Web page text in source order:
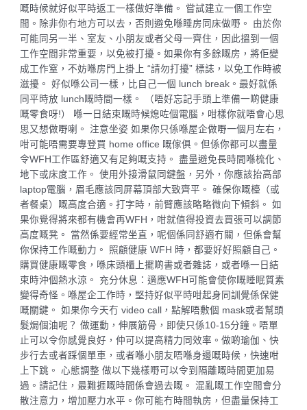
嘅時候就好似平時返工一樣做好準備。 嘗試建立一個工作空
間。除非你冇地方可以去，否則避免喺睡房同床做嘢。 由於你
可能同另一半、室友、小朋友或者父母一齊住，因此搵到一個
工作空間非常重要，以免被打擾。如果你有多餘嘅房，將佢變
成工作窒，不妨喺房門上掛上 “請勿打擾” 標誌，以免工作時被
滋擾。 好似喺公司一樣，比自己一個 lunch break。最好就係
同平時放 lunch嘅時間一樣。 （唔好忘記手頭上準備一啲健康
嘅零食呀!） 喺一日結束嘅時候熄咗個電腦，咁樣你就唔會心思
思又想做嘢喇。 注意坐姿 如果你只係喺屋企做嘢一個月左右，
咁可能唔需要專登買 home office 嘅傢俱。但係你都可以盡量
令WFH工作區舒適又有足夠嘅支持。 盡量避免長時間喺梳化、
地下或床度工作。 使用外接滑鼠同鍵盤，另外，你應該抬高部
laptop電腦，眉毛應該同屏幕頂部大致齊平。 確保你嘅檯（或
者餐桌）嘅高度合適。打字時，前臂應該略略微向下傾斜。 如
果你覺得將來都有機會再WFH，咁就值得投資去買張可以調節
高度嘅凳。 當然係要經常坐直，呢個係同舒適冇關，但係會幫
你保持工作嘅動力。 照顧健康 WFH 時，都要好好照顧自己。
購買健康嘅零食，喺床頭櫃上擺啲書或者雜誌，或者喺一日結
束時沖個熱水涼。 充分休息：適應WFH可能會使你嘅睡眠質素
變得奇怪。喺屋企工作時，堅持好似平時咁起身同訓覺係保健
嘅關鍵。 如果你今天冇 video call，點解唔敷個 mask或者幫頭
髮焗個油呢？ 做運動，伸展筋骨，即使只係10-15分鐘。唔單
止可以令你感覺良好，仲可以提高精力同效率。做啲瑜伽、快
步行去或者踩個單車，或者喺小朋友唔喺身邊嘅時候，快速咁
上下跳。 心態調整 做以下幾樣嘢可以令到隔離嘅時間更加易
過。請記住，最難捱嘅時間係會過去嘅。 混亂嘅工作空間會分
散注意力，增加壓力水平。你可能冇時間執房，但盡量保持工